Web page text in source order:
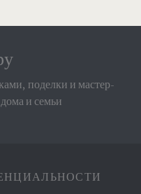
поделки и мастер-
и семьи